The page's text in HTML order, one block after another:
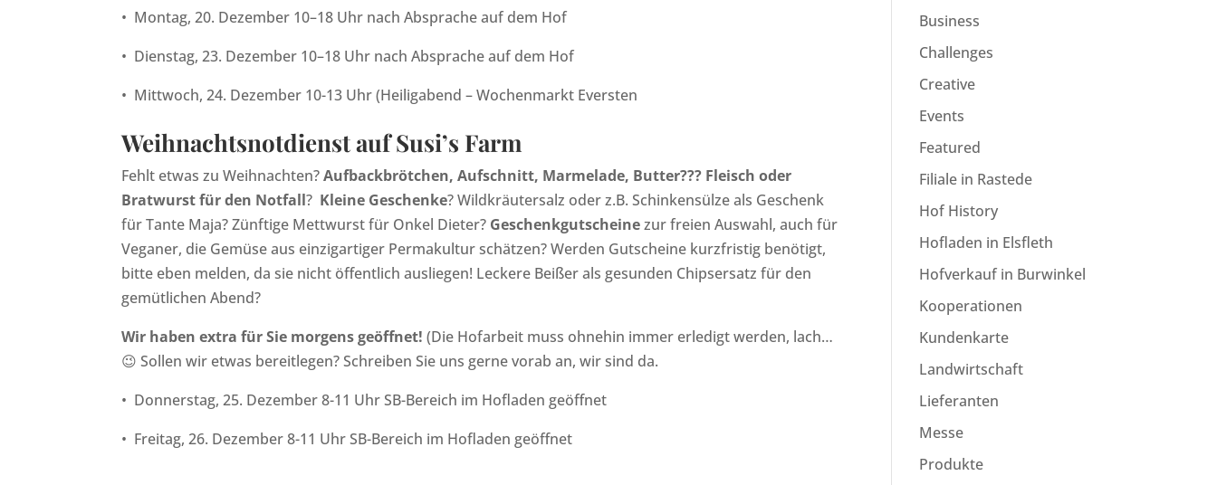
• Montag, 20. Dezember 10–18 Uhr nach Absprache auf dem Hof
• Dienstag, 23. Dezember 10–18 Uhr nach Absprache auf dem Hof
• Mittwoch, 24. Dezember 10-13 Uhr (Heiligabend – Wochenmarkt Eversten
Weihnachtsnotdienst auf Susi’s Farm
Fehlt etwas zu Weihnachten?Aufbackbrötchen, Aufschnitt, Marmelade, Butter??? Fleisch oder
Bratwurst für den Notfall? Kleine Geschenke? Wildkräutersalz oder z.B. Schinkensülze als Geschenk
für Tante Maja? Zünftige Mettwurst für Onkel Dieter? Geschenkgutscheinezur freien Auswahl, auch für
Veganer, die Gemüse aus einzigartiger Permakultur schätzen? Werden Gutscheine kurzfristig benötigt,
bitte eben melden, da sie nicht öffentlich ausliegen! Leckere Beißer als gesunden Chipsersatz für den
gemütlichen Abend?
Wir haben extra für Sie morgens geöffnet! (Die Hofarbeit muss ohnehin immer erledigt werden, lach…
😉 Sollen wir etwas bereitlegen? Schreiben Sie uns gerne vorab an, wir sind da.
• Donnerstag, 25. Dezember 8-11 Uhr SB-Bereich im Hofladen geöffnet
• Freitag, 26. Dezember 8-11 Uhr SB-Bereich im Hofladen geöffnet
Business
Challenges
Creative
Events
Featured
Filiale in Rastede
Hof History
Hofladen in Elsfleth
Hofverkauf in Burwinkel
Kooperationen
Kundenkarte
Landwirtschaft
Lieferanten
Messe
Produkte